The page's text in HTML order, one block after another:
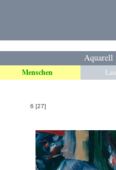
Aquarell
Menschen
6 [27]